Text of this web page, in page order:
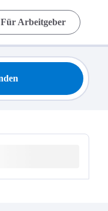
Für Arbeitgeber